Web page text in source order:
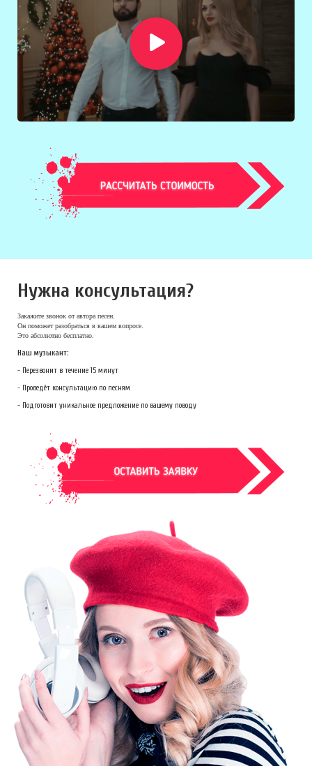
Нужна консультация?
Закажите звонок от автора песен.
Он поможет разобраться в вашем вопросе.
Это абсолютно бесплатно.
Наш музыкант:
- Перезвонит в течение 15 минут
- Проведёт консультацию по песням
- Подготовит уникальное предложение по вашему поводу